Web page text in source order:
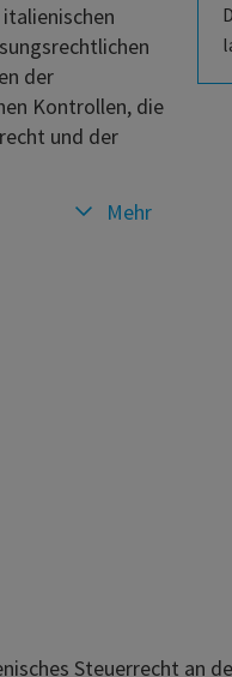
der
Kontrollen, die
und der
Mehr
Steuerrecht an